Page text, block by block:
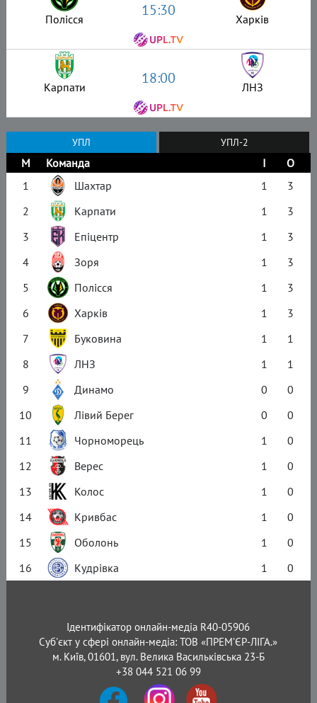
Полісся 15:30 Харків
Карпати 18:00 ЛНЗ
УПЛ УПЛ-2
М Команда І
О
1
Шахтар 1
3
2
Карпати 1
3
3
Епіцентр 1
3
4
Зоря 1
3
5
Полісся 1
3
6
Харків 1
3
7
Буковина 1
1
8
ЛНЗ 1
1
9
Динамо 0
0
10
Лівий Берег 0
0
11
Чорноморець 1
0
12
Верес 1
0
13
Колос 1
0
14
Кривбас 1
0
15
Оболонь 1
0
16
Кудрівка 1 0
Ідентифікатор онлайн-медіа R40-05906
Суб'єкт у сфері онлайн-медіа: ТОВ «ПРЕМ’ЄР-ЛІГА.»
м. Київ, 01601, вул. Велика Васильківська 23-Б
+38 044 521 06 99